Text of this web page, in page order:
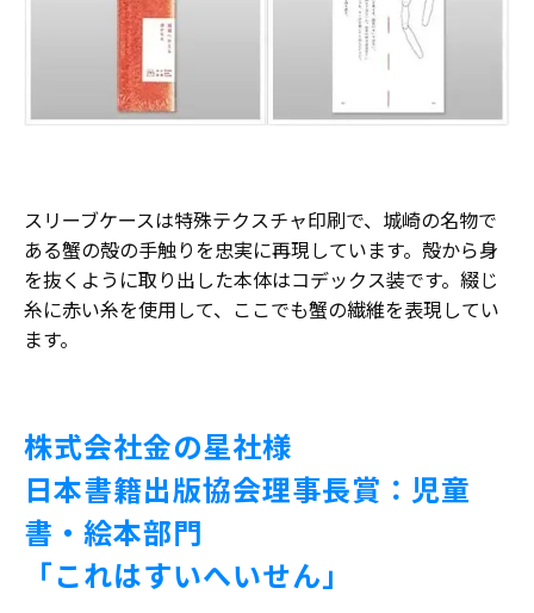
スリーブケースは特殊テクスチャ印刷で、城崎の名物で
ある蟹の殻の手触りを忠実に再現しています。殻から身
を抜くように取り出した本体はコデックス装です。綴じ
糸に赤い糸を使用して、ここでも蟹の繊維を表現してい
ます。
株式会社金の星社様
日本書籍出版協会理事長賞：児童
書・絵本部門
「これはすいへいせん」